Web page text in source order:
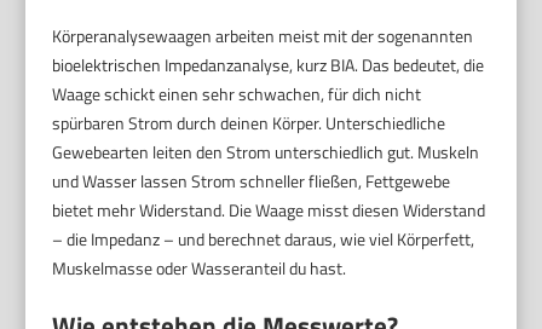
Körperanalysewaagen arbeiten meist mit der sogenannten
bioelektrischen Impedanzanalyse, kurz BIA. Das bedeutet, die
Waage schickt einen sehr schwachen, für dich nicht
spürbaren Strom durch deinen Körper. Unterschiedliche
Gewebearten leiten den Strom unterschiedlich gut. Muskeln
und Wasser lassen Strom schneller fließen, Fettgewebe
bietet mehr Widerstand. Die Waage misst diesen Widerstand
– die Impedanz – und berechnet daraus, wie viel Körperfett,
Muskelmasse oder Wasseranteil du hast.